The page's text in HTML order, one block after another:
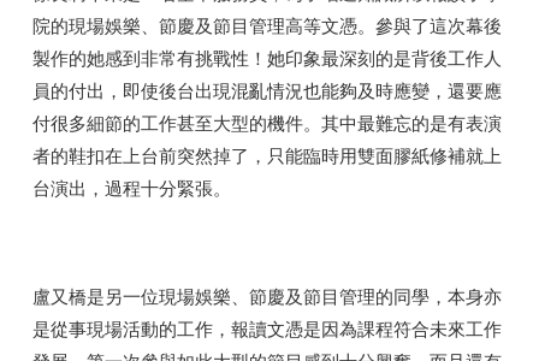
院的現場娛樂、節慶及節目管理高等文憑。參與了這次幕後
製作的她感到非常有挑戰性！她印象最深刻的是背後工作人
員的付出，即使後台出現混亂情況也能夠及時應變，還要應
付很多細節的工作甚至大型的機件。其中最難忘的是有表演
者的鞋扣在上台前突然掉了，只能臨時用雙面膠紙修補就上
台演出，過程十分緊張。
盧又橋是另一位現場娛樂、節慶及節目管理的同學，本身亦
是從事現場活動的工作，報讀文憑是因為課程符合未來工作